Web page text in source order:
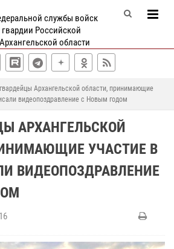
службы войск
Российской
области
Архангельской области, принимающие
видеопоздравление с Новым годом
АРХАНГЕЛЬСКОЙ
УЧАСТИЕ В
ВИДЕОПОЗДРАВЛЕНИЕ